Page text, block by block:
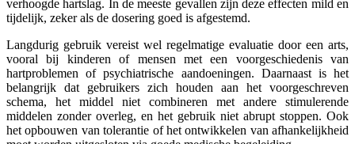
verhoogde hartslag. In de meeste gevallen zijn deze effecten mild en
tijdelijk, zeker als de dosering goed is afgestemd.
Langdurig gebruik vereist wel regelmatige evaluatie door een arts,
vooral bij kinderen of mensen met een voorgeschiedenis van
hartproblemen of psychiatrische aandoeningen. Daarnaast is het
belangrijk dat gebruikers zich houden aan het voorgeschreven
schema, het middel niet combineren met andere stimulerende
middelen zonder overleg, en het gebruik niet abrupt stoppen. Ook
het opbouwen van tolerantie of het ontwikkelen van afhankelijkheid